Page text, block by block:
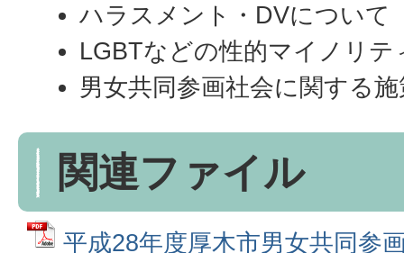
ハラスメント・DVについて
LGBTなどの性的マイノリテ
男女共同参画社会に関する
関連ファイル
平成28年度厚木市男女共同参